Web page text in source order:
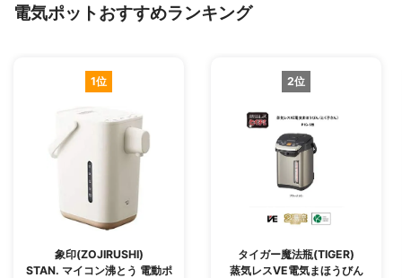
電気ポットおすすめランキング
1位
象印(ZOJIRUSHI)
STAN. マイコン沸とう 電動ポ
2位
タイガー魔法瓶(TIGER)
蒸気レスVE電気まほうびん